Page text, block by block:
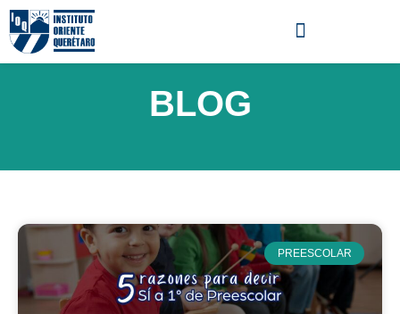
BLOG
PREESCOLAR